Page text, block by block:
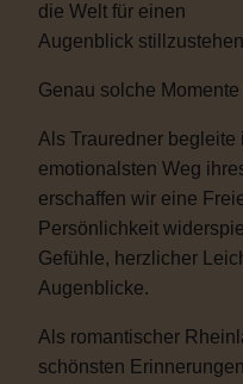
die Welt für einen
Augenblick
Genau solche
Als Trauredner begleite
emotionalsten Weg
erschaffen wir eine
Persönlichkeit
Gefühle, herzlicher
Augenblicke.
Als romantischer
schönsten